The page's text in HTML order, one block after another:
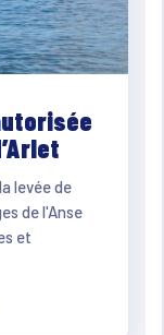
levée de
de l'Anse
et